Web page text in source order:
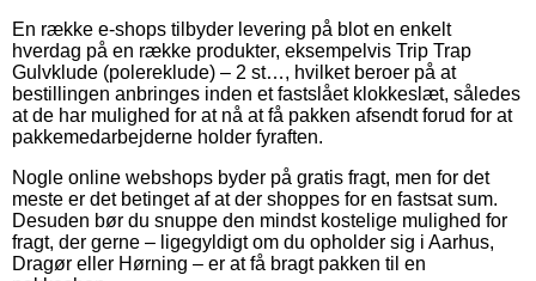
En række e-shops tilbyder levering på blot en enkelt
hverdag på en række produkter, eksempelvis Trip Trap
Gulvklude (polereklude) – 2 st…, hvilket beroer på at
bestillingen anbringes inden et fastslået klokkeslæt, således
at de har mulighed for at nå at få pakken afsendt forud for at
pakkemedarbejderne holder fyraften.
Nogle online webshops byder på gratis fragt, men for det
meste er det betinget af at der shoppes for en fastsat sum.
Desuden bør du snuppe den mindst kostelige mulighed for
fragt, der gerne – ligegyldigt om du opholder sig i Aarhus,
Dragør eller Hørning – er at få bragt pakken til en